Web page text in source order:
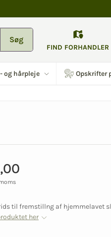
Søg
FIND FORHANDLER
og hårpleje Opskrifter
til fremstillng af hjemmelavet
her